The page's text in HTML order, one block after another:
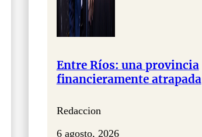
Entre Ríos: una provincia
financieramente atrapada
Redaccion
6 agosto, 2026